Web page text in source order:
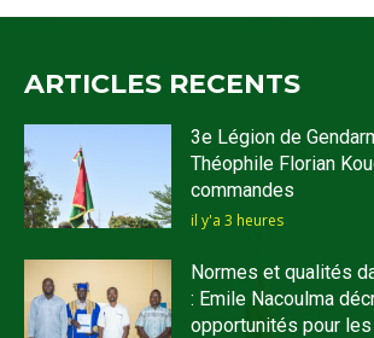
ARTICLES RECENTS
3e Légion de
Théophile Florian
commandes
il y'a 3 heures
Normes et qualités
: Emile Nacoulma
opportunités pour